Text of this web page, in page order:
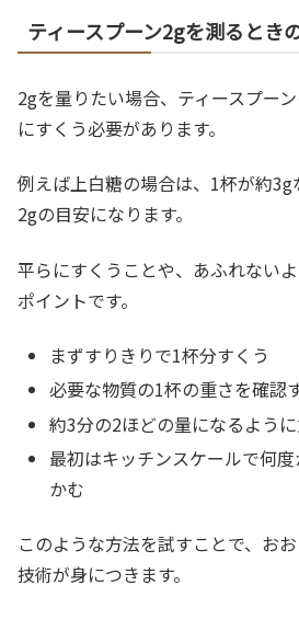
ティースプーン2gを測るとき
2gを量りたい場合、ティースプー
にすくう必要があります。
例えば上白糖の場合は、1杯が約
2gの目安になります。
平らにすくうことや、あふれない
ポイントです。
まずすりきりで1杯分すくう
必要な物質の1杯の重さを確認
約3分の2ほどの量になるよう
最初はキッチンスケールで何
かむ
このような方法を試すことで、お
技術が身につきます。